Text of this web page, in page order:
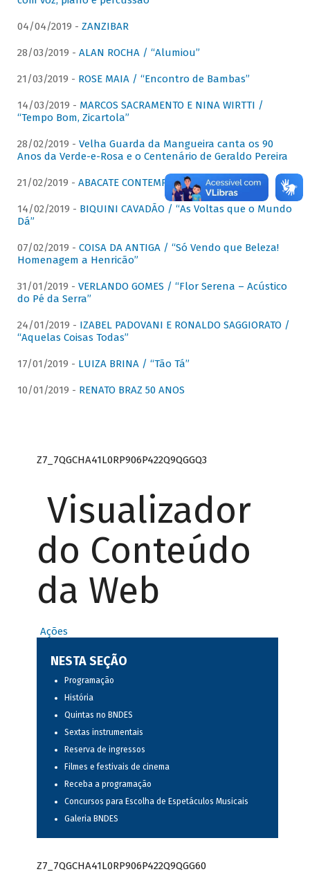
04/04/2019 - ZANZIBAR
28/03/2019 - ALAN ROCHA / “Alumiou”
21/03/2019 - ROSE MAIA / “Encontro de Bambas”
14/03/2019 - MARCOS SACRAMENTO E NINA WIRTTI /
“Tempo Bom, Zicartola”
28/02/2019 - Velha Guarda da Mangueira canta os 90
Anos da Verde-e-Rosa e o Centenário de Geraldo Pereira
21/02/2019 - ABACATE CONTEMPORÂNEO
14/02/2019 - BIQUINI CAVADÃO / “As Voltas que o Mundo
Dá”
07/02/2019 - COISA DA ANTIGA / “Só Vendo que Beleza!
Homenagem a Henricão”
31/01/2019 - VERLANDO GOMES / “Flor Serena – Acústico
do Pé da Serra”
24/01/2019 - IZABEL PADOVANI E RONALDO SAGGIORATO /
“Aquelas Coisas Todas”
17/01/2019 - LUIZA BRINA / “Tão Tá”
10/01/2019 - RENATO BRAZ 50 ANOS
Z7_7QGCHA41L0RP906P422Q9QGGQ3
Visualizador
do Conteúdo
da Web
Ações
NESTA SEÇÃO
Programação
História
Quintas no BNDES
Sextas instrumentais
Reserva de ingressos
Filmes e festivais de cinema
Receba a programação
Concursos para Escolha de Espetáculos Musicais
Galeria BNDES
Z7_7QGCHA41L0RP906P422Q9QGG60